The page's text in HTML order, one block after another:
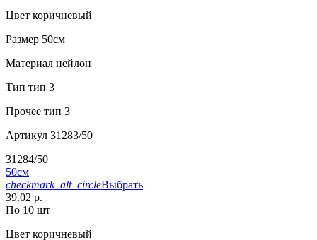
Цвет коричневый
Размер 50см
Материал нейлон
Тип тип 3
Прочее тип 3
Артикул 31283/50
31284/50
50см
checkmark_alt_circleВыбрать
39.02 р.
По 10 шт
Цвет коричневый